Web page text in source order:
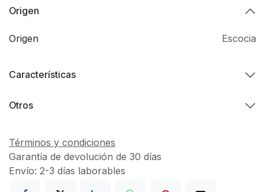
Origen
Origen Escocia
Características
Otros
Términos y condiciones
Garantía de devolución de 30 días
Envío: 2-3 días laborables